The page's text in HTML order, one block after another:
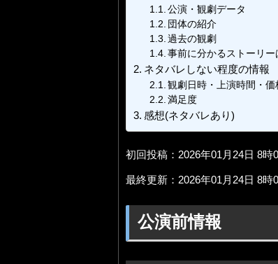
公演・観劇データ
団体の紹介
過去の観劇
事前に分かるストーリー
ネタバレしない程度の情報
観劇日時・上演時間・価
満足度
感想(ネタバレあり)
初回投稿：2026年01月24日 8時
最終更新：2026年01月24日 8時
公演前情報